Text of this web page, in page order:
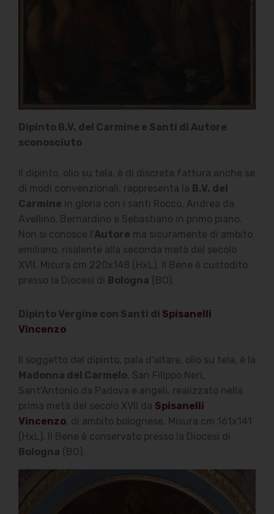
Dipinto B.V. del Carmine e Santi di Autore
sconosciuto
Il dipinto, olio su tela, è di discreta fattura anche se
di modi convenzionali, rappresenta la B.V. del
Carmine in gloria con i santi Rocco, Andrea da
Avellino, Bernardino e Sebastiano in primo piano.
Non si conosce l'Autore ma sicuramente di ambito
emiliano, risalente alla seconda metà del secolo
XVII. Misura cm 220x148 (HxL). Il Bene è custodito
presso la Diocesi di Bologna (BO).
Dipinto Vergine con Santi di Spisanelli
Vincenzo
Il soggetto del dipinto, pala d'altare, olio su tela, è la
Madonna del Carmelo, San Filippo Neri,
Sant'Antonio da Padova e angeli, realizzato nella
prima metà del secolo XVII da Spisanelli
Vincenzo, di ambito bolognese. Misura cm 161x141
(HxL). Il Bene è conservato presso la Diocesi di
Bologna (BO).
Indirizzo Edicola
Via Case Nuove, 2
(An)
Contatti
Bellagamba Franco
Email:
edicoladelcarmine@suasa.it
Telefono: 071-966352
Link Utili
Privacy
© Copyright 2019 Mobirise/Bellagamba Franco -
Tutti i diritti riservati